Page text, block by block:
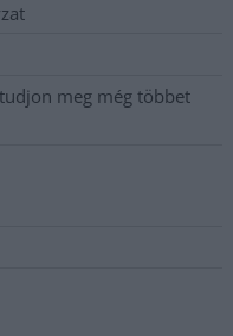
meg még többet